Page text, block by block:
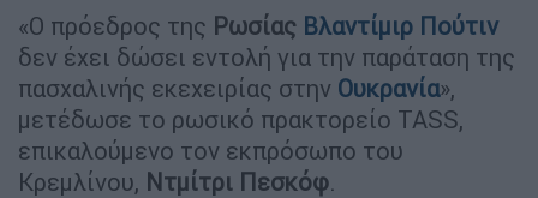
«Ο πρόεδρος της Ρωσίας Βλαντίμιρ Πούτιν
δεν έχει δώσει εντολή για την παράταση της
πασχαλινής εκεχειρίας στην Ουκρανία»,
μετέδωσε το ρωσικό πρακτορείο TASS,
επικαλούμενο τον εκπρόσωπο του
Κρεμλίνου, Ντμίτρι Πεσκόφ.